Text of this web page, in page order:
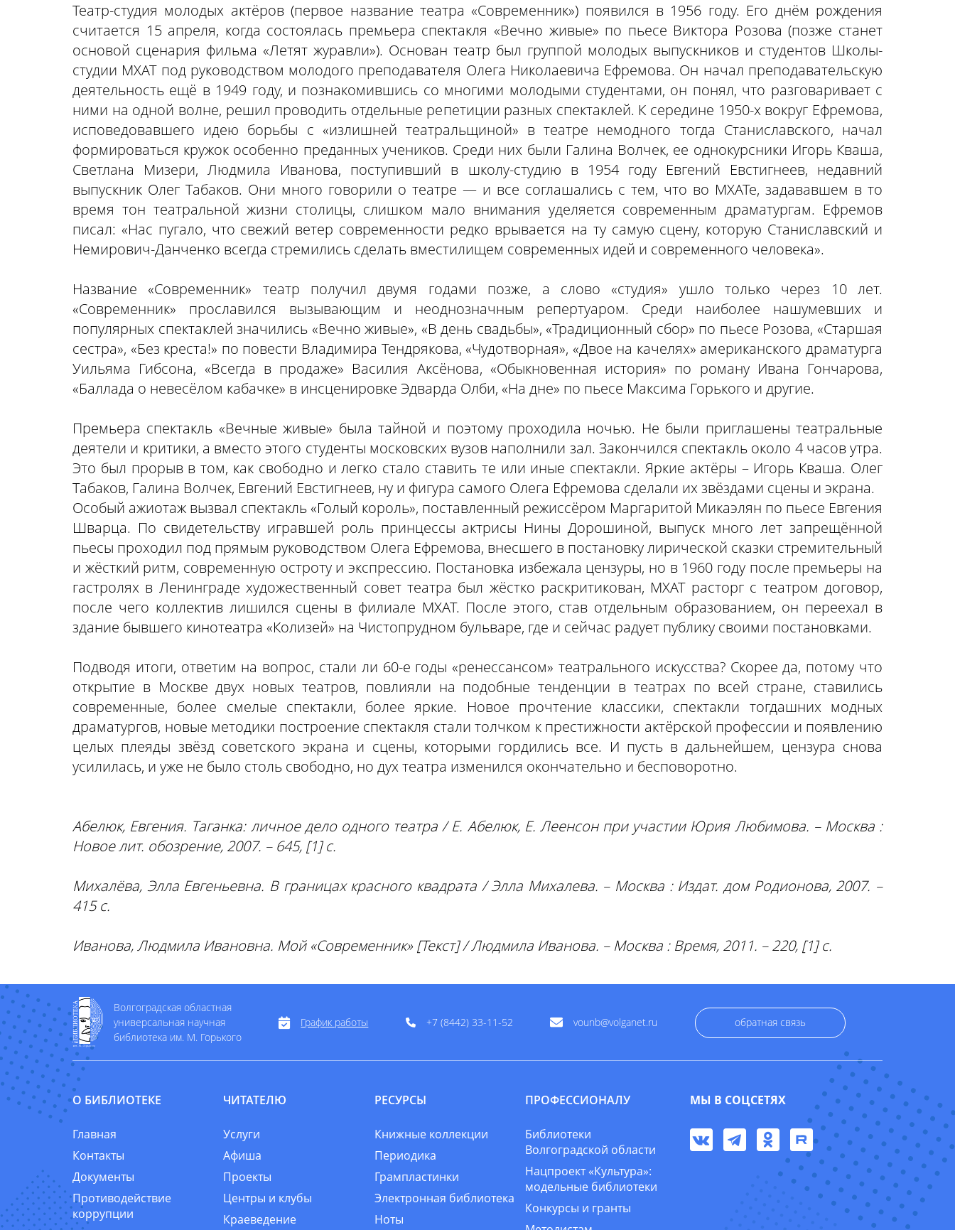
Театр-студия молодых актёров (первое название театра «Современник») появился в 1956 году. Его днём рождения
считается 15 апреля, когда состоялась премьера спектакля «Вечно живые» по пьесе Виктора Розова (позже станет
основой сценария фильма «Летят журавли»). Основан театр был группой молодых выпускников и студентов Школы-
студии МХАТ под руководством молодого преподавателя Олега Николаевича Ефремова. Он начал преподавательскую
деятельность ещё в 1949 году, и познакомившись со многими молодыми студентами, он понял, что разговаривает с
ними на одной волне, решил проводить отдельные репетиции разных спектаклей. К середине 1950-х вокруг Ефремова,
исповедовавшего идею борьбы с «излишней театральщиной» в театре немодного тогда Станиславского, начал
формироваться кружок особенно преданных учеников. Среди них были Галина Волчек, ее однокурсники Игорь Кваша,
Светлана Мизери, Людмила Иванова, поступивший в школу-студию в 1954 году Евгений Евстигнеев, недавний
выпускник Олег Табаков. Они много говорили о театре — и все соглашались с тем, что во МХАТе, задававшем в то
время тон театральной жизни столицы, слишком мало внимания уделяется современным драматургам. Ефремов
писал: «Нас пугало, что свежий ветер современности редко врывается на ту самую сцену, которую Станиславский и
Немирович-Данченко всегда стремились сделать вместилищем современных идей и современного человека».
Название «Современник» театр получил двумя годами позже, а слово «студия» ушло только через 10 лет.
«Современник» прославился вызывающим и неоднозначным репертуаром. Среди наиболее нашумевших и
популярных спектаклей значились «Вечно живые», «В день свадьбы», «Традиционный сбор» по пьесе Розова, «Старшая
сестра», «Без креста!» по повести Владимира Тендрякова, «Чудотворная», «Двое на качелях» американского драматурга
Уильяма Гибсона, «Всегда в продаже» Василия Аксёнова, «Обыкновенная история» по роману Ивана Гончарова,
«Баллада о невесёлом кабачке» в инсценировке Эдварда Олби, «На дне» по пьесе Максима Горького и другие.
Премьера спектакль «Вечные живые» была тайной и поэтому проходила ночью. Не были приглашены театральные
деятели и критики, а вместо этого студенты московских вузов наполнили зал. Закончился спектакль около 4 часов утра.
Это был прорыв в том, как свободно и легко стало ставить те или иные спектакли. Яркие актёры – Игорь Кваша. Олег
Табаков, Галина Волчек, Евгений Евстигнеев, ну и фигура самого Олега Ефремова сделали их звёздами сцены и экрана.
Особый ажиотаж вызвал спектакль «Голый король», поставленный режиссёром Маргаритой Микаэлян по пьесе Евгения
Шварца. По свидетельству игравшей роль принцессы актрисы Нины Дорошиной, выпуск много лет запрещённой
пьесы проходил под прямым руководством Олега Ефремова, внесшего в постановку лирической сказки стремительный
и жёсткий ритм, современную остроту и экспрессию. Постановка избежала цензуры, но в 1960 году после премьеры на
гастролях в Ленинграде художественный совет театра был жёстко раскритикован, МХАТ расторг с театром договор,
после чего коллектив лишился сцены в филиале МХАТ. После этого, став отдельным образованием, он переехал в
здание бывшего кинотеатра «Колизей» на Чистопрудном бульваре, где и сейчас радует публику своими постановками.
Подводя итоги, ответим на вопрос, стали ли 60-е годы «ренессансом» театрального искусства? Скорее да, потому что
открытие в Москве двух новых театров, повлияли на подобные тенденции в театрах по всей стране, ставились
современные, более смелые спектакли, более яркие. Новое прочтение классики, спектакли тогдашних модных
драматургов, новые методики построение спектакля стали толчком к престижности актёрской профессии и появлению
целых плеяды звёзд советского экрана и сцены, которыми гордились все. И пусть в дальнейшем, цензура снова
усилилась, и уже не было столь свободно, но дух театра изменился окончательно и бесповоротно.
Абелюк, Евгения. Таганка: личное дело одного театра / Е. Абелюк, Е. Леенсон при участии Юрия Любимова. – Москва :
Новое лит. обозрение, 2007. – 645, [1] с.
Михалёва, Элла Евгеньевна. В границах красного квадрата / Элла Михалева. – Москва : Издат. дом Родионова, 2007. –
415 с.
Иванова, Людмила Ивановна. Мой «Современник» [Текст] / Людмила Иванова. – Москва : Время, 2011. – 220, [1] с.
Волгоградская областная
универсальная научная
библиотека им. М. Горького
График работы +7 (8442) 33-11-52 vounb@volganet.ru обратная связь
О БИБЛИОТЕКЕ
Главная
Контакты
Документы
Противодействие
коррупции
ЧИТАТЕЛЮ
Услуги
Афиша
Проекты
Центры и клубы
Краеведение
РЕСУРСЫ
Книжные коллекции
Периодика
Грампластинки
Электронная библиотека
Ноты
ПРОФЕССИОНАЛУ
Библиотеки
Волгоградской области
Нацпроект «Культура»:
модельные библиотеки
Конкурсы и гранты
МЫ В СОЦСЕТЯХ